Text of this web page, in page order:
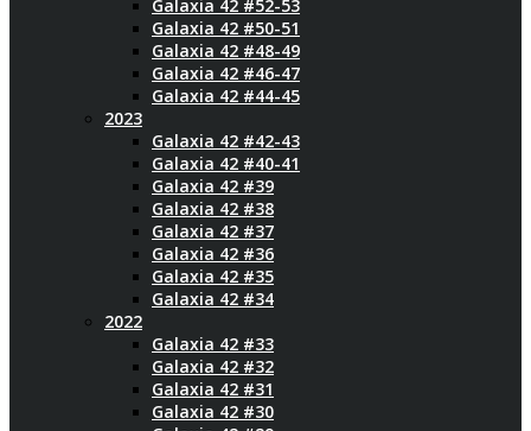
Galaxia 42 #52-53
Galaxia 42 #50-51
Galaxia 42 #48-49
Galaxia 42 #46-47
Galaxia 42 #44-45
2023
Galaxia 42 #42-43
Galaxia 42 #40-41
Galaxia 42 #39
Galaxia 42 #38
Galaxia 42 #37
Galaxia 42 #36
Galaxia 42 #35
Galaxia 42 #34
2022
Galaxia 42 #33
Galaxia 42 #32
Galaxia 42 #31
Galaxia 42 #30